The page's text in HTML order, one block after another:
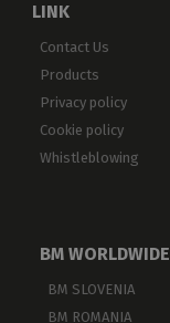
LINK
Contact Us
Products
Privacy policy
Cookie policy
Whistleblowing
BM WORLDWIDE
BM SLOVENIA
BM ROMANIA